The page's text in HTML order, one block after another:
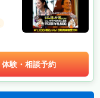
体験・相談予約